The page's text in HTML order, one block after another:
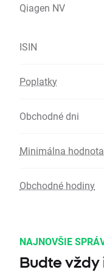
Qiagen NV
ISIN
Poplatky
Obchodné dni
Minimálna
Obchodné hodiny
NAJNOVŠIE
Budte vždy